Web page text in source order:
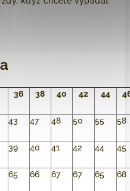
36 38 40 42 44
43 47 48 50 55 58
39 40 41 42 44 45
65 66 67 67 65 68